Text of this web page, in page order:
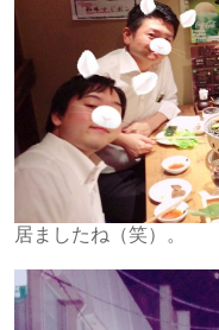
居ましたね（笑）。